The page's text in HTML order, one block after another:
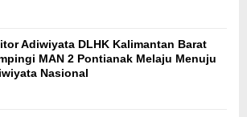
Adiwiyata DLHK Kalimantan Barat
MAN 2 Pontianak Melaju Menuju
Nasional